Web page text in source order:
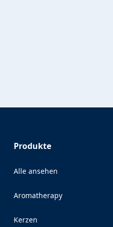
Produkte
Alle ansehen
Aromatherapy
Kerzen